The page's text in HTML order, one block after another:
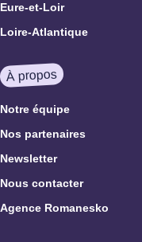
Eure-et-Loir
Loire-Atlantique
À propos
Notre équipe
Nos partenaires
Newsletter
Nous contacter
Agence Romanesko